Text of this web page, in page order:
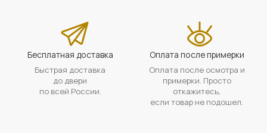
Бесплатная доставка
Быстрая доставка
до двери
по всей России.
Оплата после примерки
Оплата после осмотра и
примерки. Просто
откажитесь,
если товар не подошел.